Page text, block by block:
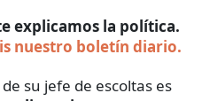
explicamos la política.
nuestro boletín diario.
su jefe de escoltas es